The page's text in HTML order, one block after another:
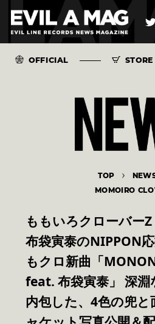
OFFICIAL STORE
TOP
MOMOIRO
ももいろクローバー
布袋寅泰のNIPPON
もクロ新曲「
feat. 布袋寅泰」 深淵
内包した、4色の兜と